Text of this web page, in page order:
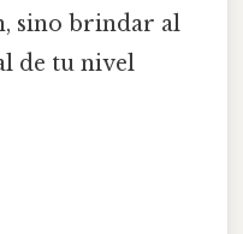
sino brindar al
de tu nivel